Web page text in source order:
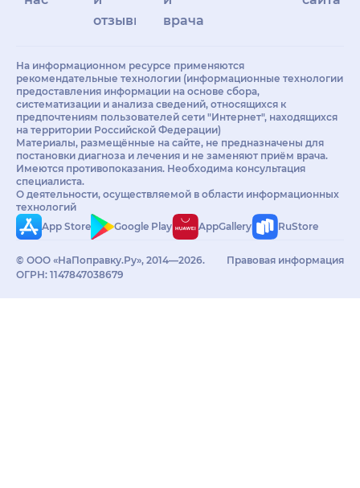
отзывы
врачам
На информационном ресурсе применяются
рекомендательные технологии (информационные технологии
предоставления информации на основе сбора,
систематизации и анализа сведений, относящихся к
предпочтениям пользователей сети "Интернет", находящихся
на территории Российской Федерации)
Материалы, размещённые на сайте, не предназначены для
постановки диагноза и лечения и не заменяют приём врача.
Имеются противопоказания. Необходима консультация
специалиста.
О деятельности, осуществляемой в области информационных
технологий
App Store
Google Play AppGallery RuStore
© ООО «НаПоправку.Ру», 2014—2026.
ОГРН: 1147847038679
Правовая информация